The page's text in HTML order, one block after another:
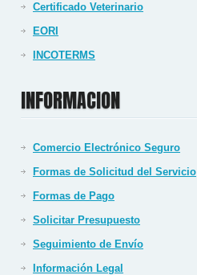
Certificado Veterinario
EORI
INCOTERMS
INFORMACION
Comercio Electrónico Seguro
Formas de Solicitud del Servicio
Formas de Pago
Solicitar Presupuesto
Seguimiento de Envío
Información Legal